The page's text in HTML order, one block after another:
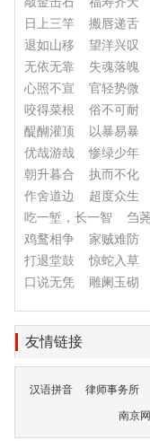
日上三竿
搬唇递舌
退如山移
望洋兴叹
无依无靠
失魂落魄
心照不宣
官轻势微
咬得菜根
俗不可耐
醍醐灌顶
以暴易暴
优哉游哉
惨绿少年
朝升暮合
执而不化
作舍道边
超度众生
吃一堑，长一智
刍
鸡鹜相争
家贼难防
打退堂鼓
惊蛇入草
口说无凭
雕阑玉砌
友情链接
汉语拼音 律师事务所
南京